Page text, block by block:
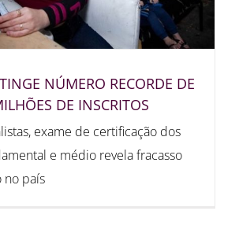
NÚMERO RECORDE DE
DE INSCRITOS
exame de certificação dos
e médio revela fracasso
no país